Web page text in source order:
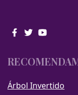
Árbol Invertido